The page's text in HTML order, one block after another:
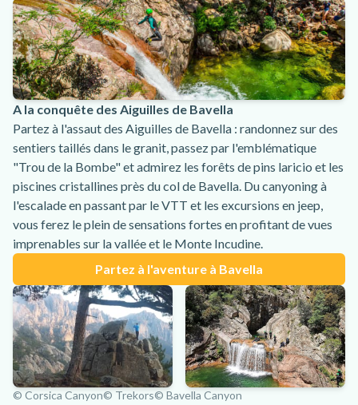
A la conquête des Aiguilles de Bavella
Partez à l'assaut des Aiguilles de Bavella : randonnez sur des
sentiers taillés dans le granit, passez par l'emblématique
"Trou de la Bombe" et admirez les forêts de pins laricio et les
piscines cristallines près du col de Bavella. Du canyoning à
l'escalade en passant par le VTT et les excursions en jeep,
vous ferez le plein de sensations fortes en profitant de vues
imprenables sur la vallée et le Monte Incudine.
Partez à l'aventure à Bavella
© Corsica Canyon© Trekors© Bavella Canyon